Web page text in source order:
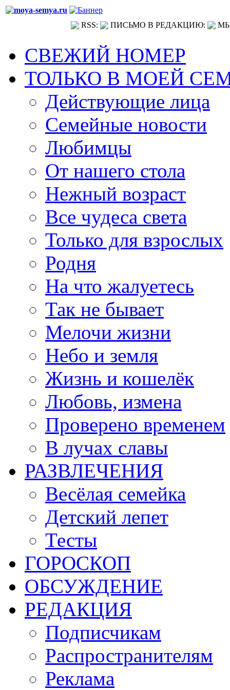
RSS: ПИСЬМО В РЕДАКЦИЮ:
СВЕЖИЙ НОМЕР
ТОЛЬКО В МОЕЙ
Действующие лица
Семейные новости
Любимцы
От нашего стола
Нежный возраст
Все чудеса света
Только для взрослых
Родня
На что жалуетесь
Так не бывает
Мелочи жизни
Небо и земля
Жизнь и кошелёк
Любовь, измена
Проверено временем
В лучах славы
РАЗВЛЕЧЕНИЯ
Весёлая семейка
Детский лепет
Тесты
ГОРОСКОП
ОБСУЖДЕНИЕ
РЕДАКЦИЯ
Подписчикам
Распространителям
Реклама